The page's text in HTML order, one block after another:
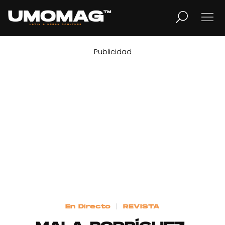
LIFESTYLE
Publicidad
En Directo REVISTA